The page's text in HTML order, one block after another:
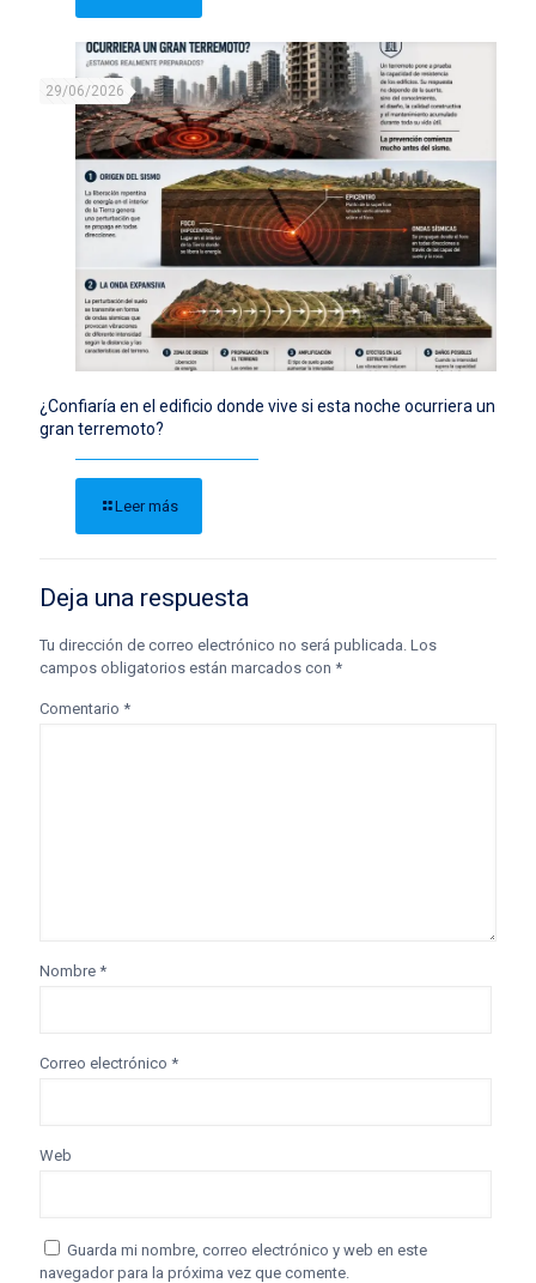
29/06/2026
¿Confiaría en el edificio donde vive si esta noche ocurriera un
gran terremoto?
Leer más
Deja una respuesta
Tu dirección de correo electrónico no será publicada. Los
campos obligatorios están marcados con *
Comentario *
Nombre *
Correo electrónico *
Web
Guarda mi nombre, correo electrónico y web en este
navegador para la próxima vez que comente.